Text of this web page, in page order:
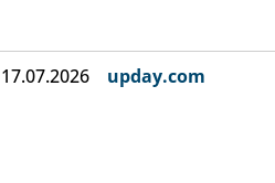
17.07.2026 upday.com